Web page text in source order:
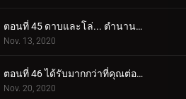
ตอนที่ 45 ดาบและโล่... ตำนานตื่นขึ้น!
Nov. 13, 2020
ตอนที่ 46 ได้รับมากกว่าที่คุณต่อสู้เพื่อ!
Nov. 20, 2020